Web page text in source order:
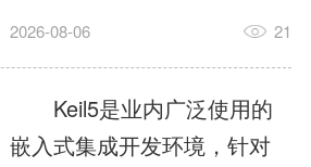
我订个明天早上的闹钟，它
这样？因为AI，就是个只会
耍嘴皮子的书呆子。它脑子
2026-08-06 21
Keil5是业内广泛使用的
嵌入式集成开发环境，针对